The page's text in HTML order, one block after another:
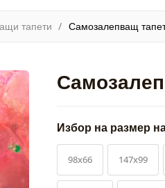
тапети Самозалепващ
Избор на размер
98x66 147x99